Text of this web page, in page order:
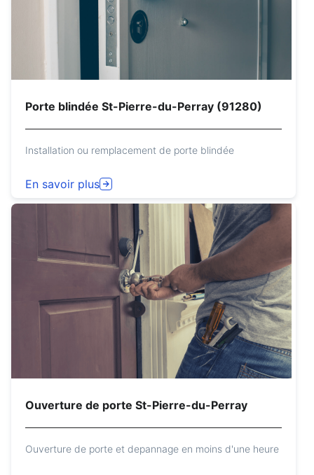
Porte blindée St-Pierre-du-Perray (91280)
Installation ou remplacement de porte blindée
En savoir plus
Ouverture de porte St-Pierre-du-Perray
Ouverture de porte et depannage en moins d'une heure